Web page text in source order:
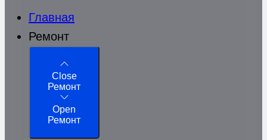
Главная
Ремонт
Close
Ремонт
Open
Ремонт